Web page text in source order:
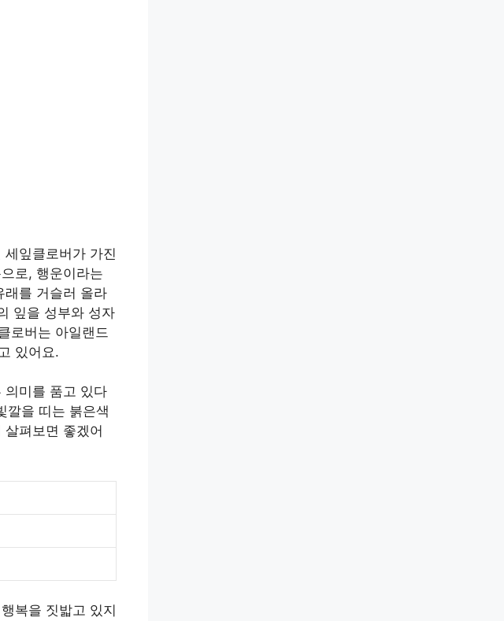
잎클로버가 가진
로, 행운이라는
래를 거슬러 올라
잎을 성부와 성자
로버는 아일랜드
있어요.
의미를 품고 있다
깔을 띠는 붉은색
펴보면 좋겠어
복을 짓밟고 있지